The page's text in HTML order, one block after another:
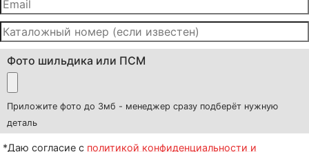
Фото шильдика или ПСМ
Приложите фото до 3мб - менеджер сразу подберёт нужную
деталь
*Даю согласие с политикой конфиденциальности и